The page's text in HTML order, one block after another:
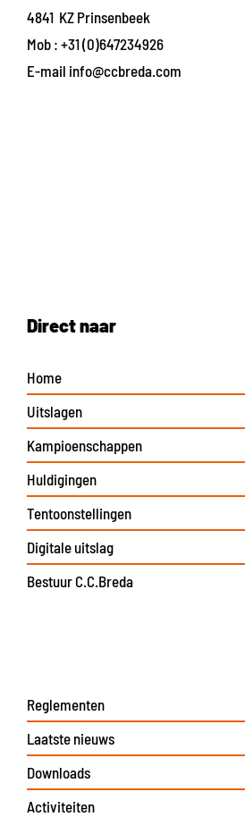
4841 KZ Prinsenbeek
Mob : +31 (0)647234926
E-mail info@ccbreda.com
Direct naar
Home
Uitslagen
Kampioenschappen
Huldigingen
Tentoonstellingen
Digitale uitslag
Bestuur C.C.Breda
Reglementen
Laatste nieuws
Downloads
Activiteiten